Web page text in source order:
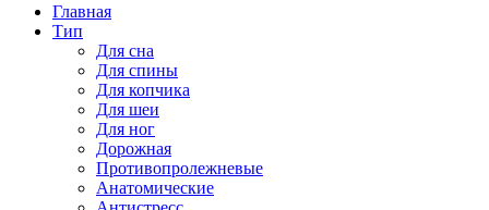
Главная
Тип
Для сна
Для спины
Для копчика
Для шеи
Для ног
Дорожная
Противопролежневые
Анатомические